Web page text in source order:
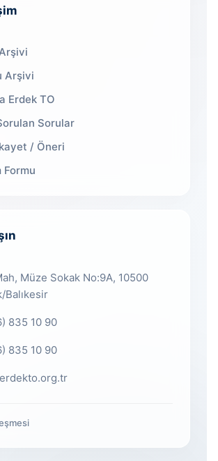
Arşivi
Erdek TO
Sorular
/ Öneri
Formu
Müze Sokak No:9A, 10500
Balıkesir
835 10 90
835 10 90